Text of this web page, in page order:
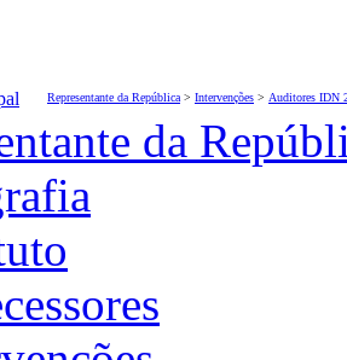
Representante da República > Intervenções > Auditores IDN
da